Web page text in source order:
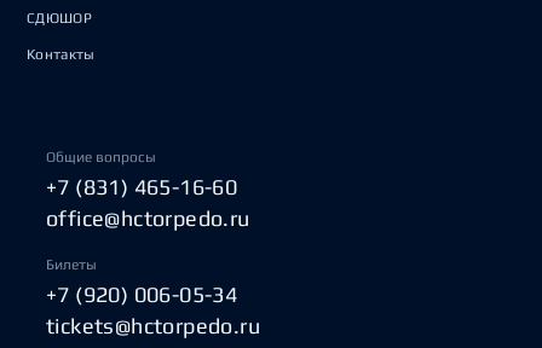
СДЮШОР
Контакты
Общие вопросы
+7 (831) 465-16-60
office@hctorpedo.ru
Билеты
+7 (920) 006-05-34
tickets@hctorpedo.ru